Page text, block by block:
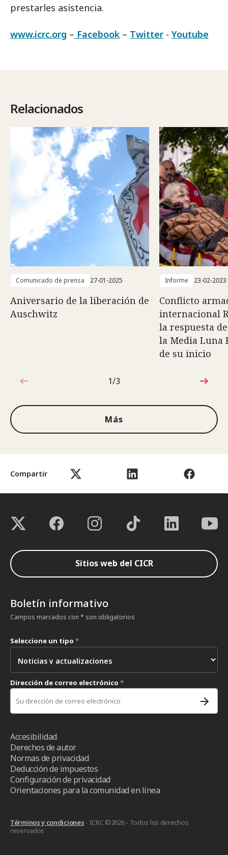
Compartir
prestarles asistencia.
www.icrc.org – Facebook – Twitter- Youtube
Relacionados
Comunicado de prensa 27-01-2025
Aniversario de la liberación de
Auschwitz
Informe 23-02-2023
Conflicto
internacional
la respuesta
la Media Luna
de su inicio
1de3
1/3
Más
Sitios web del CICR
Boletín informativo
Campos marcados con * son obligatorios
Seleccione un tipo *
Dirección de correo electrónico *
Accesibilidad
Derechos de autor
Normas de privacidad
Deducción de impuestos
Configuración de privacidad
Orientaciones para la comunidad en línea
Términos y condiciones - ICRC ©2026 - Todos los derechos
reservados